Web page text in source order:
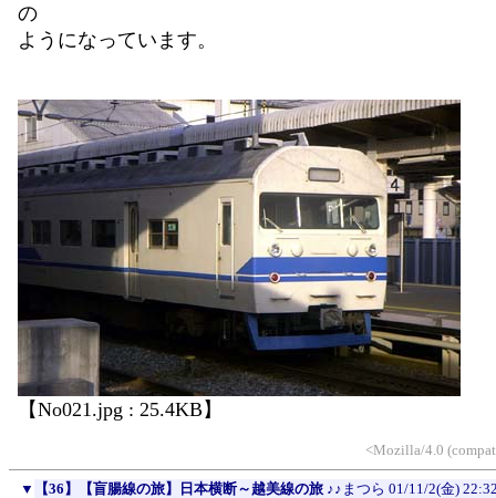
の
ようになっています。
【No021.jpg : 25.4KB】
<Mozilla/4.0
▼ 【36】【盲腸線の旅】日本横断～越美線の旅 ♪♪まつら 01/11/2(金)